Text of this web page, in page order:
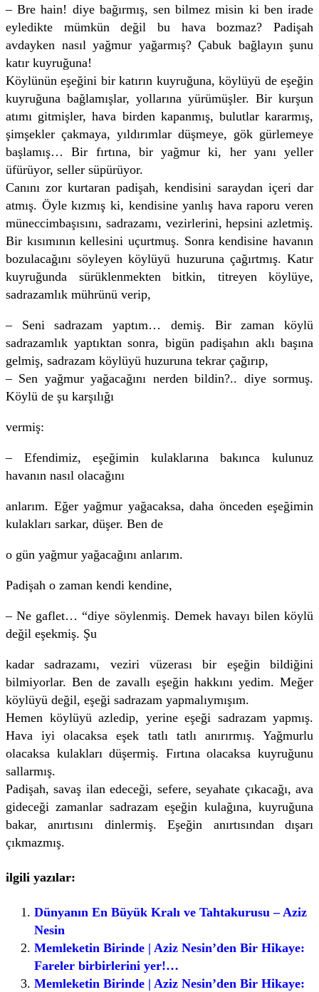
– Bre hain! diye bağırmış, sen bilmez misin ki ben irade
eyledikte mümkün değil bu hava bozmaz? Padişah
avdayken nasıl yağmur yağarmış? Çabuk bağlayın şunu
katır kuyruğuna!
Köylünün eşeğini bir katırın kuyruğuna, köylüyü de eşeğin
kuyruğuna bağlamışlar, yollarına yürümüşler. Bir kurşun
atımı gitmişler, hava birden kapanmış, bulutlar kararmış,
şimşekler çakmaya, yıldırımlar düşmeye, gök gürlemeye
başlamış… Bir fırtına, bir yağmur ki, her yanı yeller
üfürüyor, seller süpürüyor.
Canını zor kurtaran padişah, kendisini saraydan içeri dar
atmış. Öyle kızmış ki, kendisine yanlış hava raporu veren
müneccimbaşısını, sadrazamı, vezirlerini, hepsini azletmiş.
Bir kısımının kellesini uçurtmuş. Sonra kendisine havanın
bozulacağını söyleyen köylüyü huzuruna çağırtmış. Katır
kuyruğunda sürüklenmekten bitkin, titreyen köylüye,
sadrazamlık mührünü verip,
– Seni sadrazam yaptım… demiş. Bir zaman köylü
sadrazamlık yaptıktan sonra, bigün padişahın aklı başına
gelmiş, sadrazam köylüyü huzuruna tekrar çağırıp,
– Sen yağmur yağacağını nerden bildin?.. diye sormuş.
Köylü de şu karşılığı
vermiş:
– Efendimiz, eşeğimin kulaklarına bakınca kulunuz
havanın nasıl olacağını
anlarım. Eğer yağmur yağacaksa, daha önceden eşeğimin
kulakları sarkar, düşer. Ben de
o gün yağmur yağacağını anlarım.
Padişah o zaman kendi kendine,
– Ne gaflet… “diye söylenmiş. Demek havayı bilen köylü
değil eşekmiş. Şu
kadar sadrazamı, veziri vüzerası bir eşeğin bildiğini
bilmiyorlar. Ben de zavallı eşeğin hakkını yedim. Meğer
köylüyü değil, eşeği sadrazam yapmalıymışım.
Hemen köylüyü azledip, yerine eşeği sadrazam yapmış.
Hava iyi olacaksa eşek tatlı tatlı anırırmış. Yağmurlu
olacaksa kulakları düşermiş. Fırtına olacaksa kuyruğunu
sallarmış.
Padişah, savaş ilan edeceği, sefere, seyahate çıkacağı, ava
gideceği zamanlar sadrazam eşeğin kulağına, kuyruğuna
bakar, anırtısını dinlermiş. Eşeğin anırtısından dışarı
çıkmazmış.
ilgili yazılar:
Dünyanın En Büyük Kralı ve Tahtakurusu – Aziz
Nesin
Memleketin Birinde | Aziz Nesin’den Bir Hikaye:
Fareler birbirlerini yer!…
Memleketin Birinde | Aziz Nesin’den Bir Hikaye: